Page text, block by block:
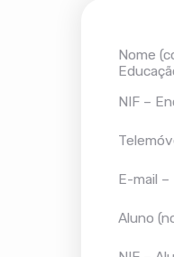
Nome
NIF –
E-mail –
Aluno